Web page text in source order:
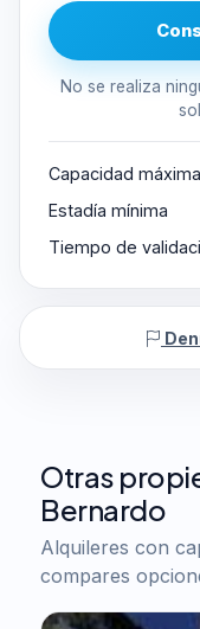
No se realiza
Capacidad máxima
Estadía mínima
Tiempo de
Otras
Bernardo
Alquileres con
compares